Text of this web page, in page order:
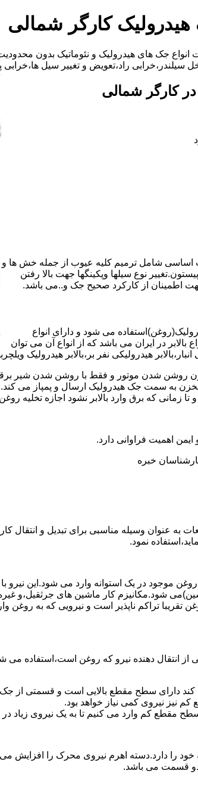
کارگر شمالی
انواع جک های هیدرولیک و نئوماتیک بدون
و تغییر سیل ها،خرابی پیستون 09125283142 آقای مهدی
کارگر شمالی
اساسی شامل ترمیم کلیه عیوب از جمله خش ها و
نوع سیلها وپکینگها جهت بالا رفتن
اطمینان از کارکرد صحیح جک و..می باشد.
می شود و دارای انواع
بالابر در ایران می باشد که از انواع آن می توان
هیدرولیکی نفر بر،بالابر هیدرولیک
بدون روشن شدن موتور و فقط با روشن شدن شیر
سمت جک هیدرولیک ارسال و پمپاز می کند.با
که برق وارد بالابر نشود اجازه تخلیه روغن
ایمن اهمیت فراوانی دارد.
خبره
به عنوان وسیله مناسبی برای تبدیل و انتقال
نمود.
موجود در یک استوانه وارد می شود.این نیرو
شود.مکانیزم کار ماشین های جرثقیل،و
تقریبا تراکم ناپذیر است و نیرویی که به
انتقال دهنده نیرو که روغن است،استفاده
دارای سطح مقطع بالایی است و قسمتی از جک
نیز نیروی کمی نیاز خواهد بود.
مقطع کم وارد می کنیم تا به یک نیروی زیاد
را دارد.دسته اهرم نیروی محرک را افزایش
دو قسمت می باشد.